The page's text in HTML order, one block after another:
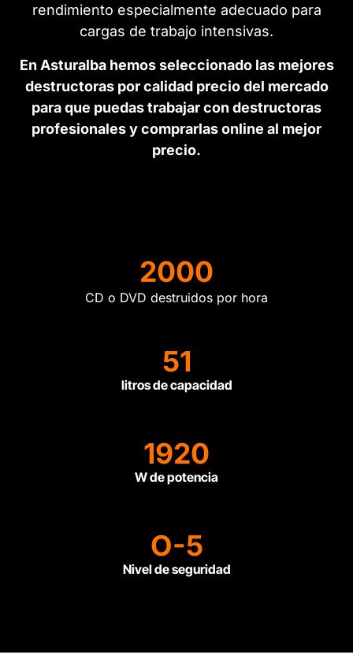
rendimiento especialmente adecuado para
cargas de trabajo intensivas.
En Asturalba hemos seleccionado las mejores
destructoras por calidad precio del mercado
para que puedas trabajar con destructoras
profesionales y comprarlas online al mejor
precio.
2000
CD o DVD destruidos por hora
51
litros de capacidad
1920
W de potencia
O-5
Nivel de seguridad